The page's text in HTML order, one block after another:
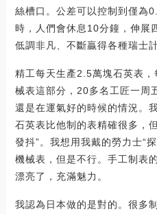
絲槽口。公差可以控制到僅為
時，人們會休息10分鐘，伸展
低調非凡、不斷贏得各種瑞士
精工每天生產2.5萬塊石英表
械表這部分，20多名工匠一周
還是在運氣好的時候的情況。
石英表比他制的表精確很多，
發抖”。我想用我戴的勞力士“
機械表，但是不行。手工制表
漂亮了，充滿魅力。
我認為日本做的是對的。很多